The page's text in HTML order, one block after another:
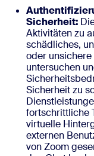
Sicherheit:
Aktivitäten zu
schädliches,
oder unsichere
untersuchen
Sicherheit zu
fortschrittliche
virtuelle
externen
von Zoom